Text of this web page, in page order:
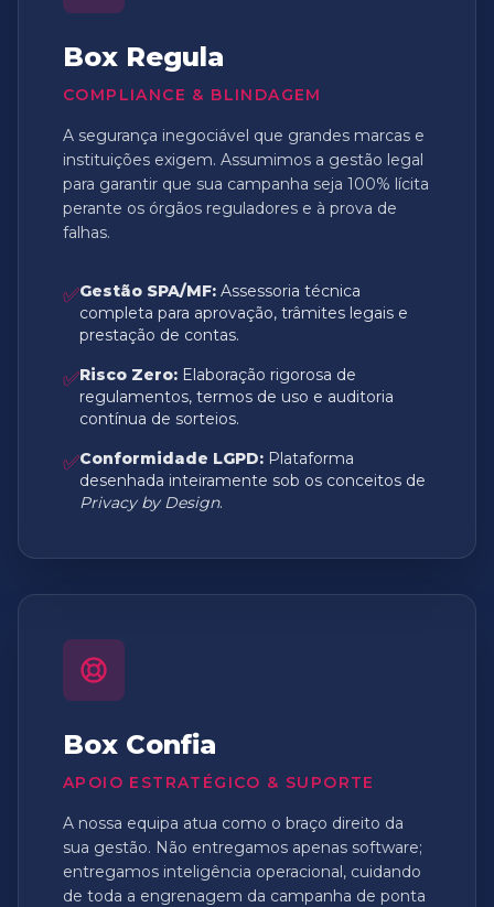
Box Regula
COMPLIANCE & BLINDAGEM
A segurança inegociável que grandes marcas e
instituições exigem. Assumimos a gestão legal
para garantir que sua campanha seja 100% lícita
perante os órgãos reguladores e à prova de
falhas.
✅Gestão SPA/MF: Assessoria técnica
completa para aprovação, trâmites legais e
prestação de contas.
✅Risco Zero: Elaboração rigorosa de
regulamentos, termos de uso e auditoria
contínua de sorteios.
✅Conformidade LGPD: Plataforma
desenhada inteiramente sob os conceitos de
Privacy by Design.
Box Confia
APOIO ESTRATÉGICO & SUPORTE
A nossa equipa atua como o braço direito da
sua gestão. Não entregamos apenas software;
entregamos inteligência operacional, cuidando
de toda a engrenagem da campanha de ponta